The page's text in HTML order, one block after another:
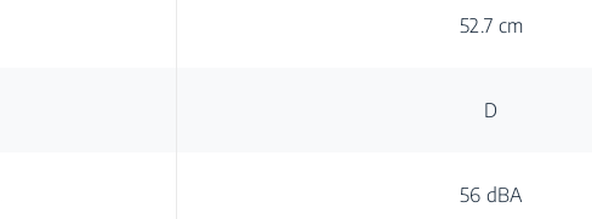
52.7 cm
D
56 dBA